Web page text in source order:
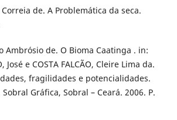
de. A Problemática da seca.
Ambrósio de. O Bioma Caatinga . in:
José e COSTA FALCÃO, Cleire Lima da.
fragilidades e potencialidades.
Gráfica, Sobral – Ceará. 2006. P.